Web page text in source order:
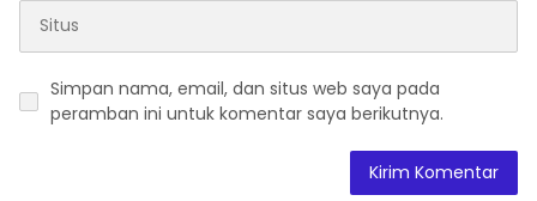
Simpan nama, email, dan situs web saya pada
peramban ini untuk komentar saya berikutnya.